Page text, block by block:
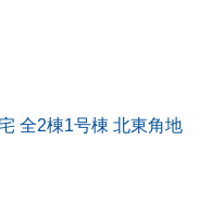
全2棟1号棟 北東角地